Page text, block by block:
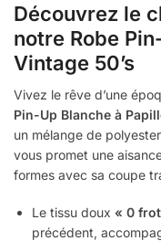
Découvrez le
notre Robe
Vintage 50’s
Vivez le rêve d’une
Pin-Up Blanche à
un mélange de
vous promet une
formes avec sa coupe
Le tissu doux « 0
précédent,